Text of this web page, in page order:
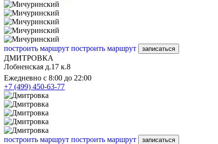
построить маршрут построить маршрут записаться
ДМИТРОВКА
Лобненская д.17 к.8
Ежедневно с 8:00 до 22:00
+7 (499) 450-63-77
построить маршрут построить маршрут записаться